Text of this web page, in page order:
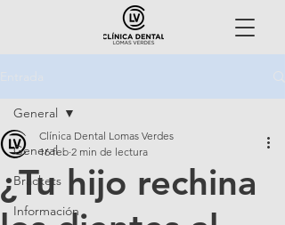
General
Brackets
Información
General
¿Tu hijo rechina
Clínica Dental Lomas Verdes
16 feb 2 min de lectura